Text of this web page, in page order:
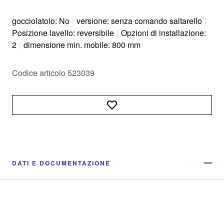
gocciolatoio: No | versione: senza comando saltarello |
Posizione lavello: reversibile | Opzioni di installazione:
2 | dimensione min. mobile: 800 mm
Codice articolo 523039
DATI E DOCUMENTAZIONE